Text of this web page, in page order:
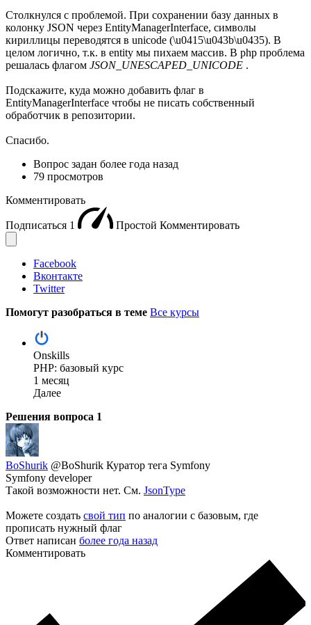
Столкнулся с проблемой. При сохранении базу данных в
колонку JSON через EntityManagerInterface, символы
кириллицы переводятся в unicode (\u0415\u043b\u0435). В
целом логично, т.к. в entity мы пихаем массив. В php проблема
решалась флагом JSON_UNESCAPED_UNICODE .
Подскажите, куда можно добавить флаг в
EntityManagerInterface чтобы не писать собственный
обработчик в репозитории.
Спасибо.
Вопрос задан более года назад
79 просмотров
Комментировать
Подписаться 1 Простой Комментировать
Facebook
Вконтакте
Twitter
Помогут разобраться в теме Все курсы
Onskills
PHP: базовый курс
1 месяц
Далее
Решения вопроса 1
BoShurik @BoShurik Куратор тега Symfony
Symfony developer
Такой возможности нет. См. JsonType
Можете создать свой тип по аналогии с базовым, где
прописать нужный флаг
Ответ написан более года назад
Комментировать